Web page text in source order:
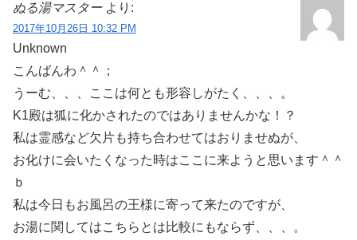
ぬる湯マスター より:
2017年10月26日 10:32 PM
Unknown
こんばんわ＾＾；
うーむ、、、ここは何とも形容しがたく、、、。
K1殿は狐に化かされたのではありませんかな！？
私は霊感など欠片も持ち合わせてはおりませぬが、
お化けに会いたくなった時はここに来ようと思います＾＾
ｂ
私は今日もお風呂の王様に寄って来たのですが、
お湯に関してはこちらとは比較にもならず、、、。